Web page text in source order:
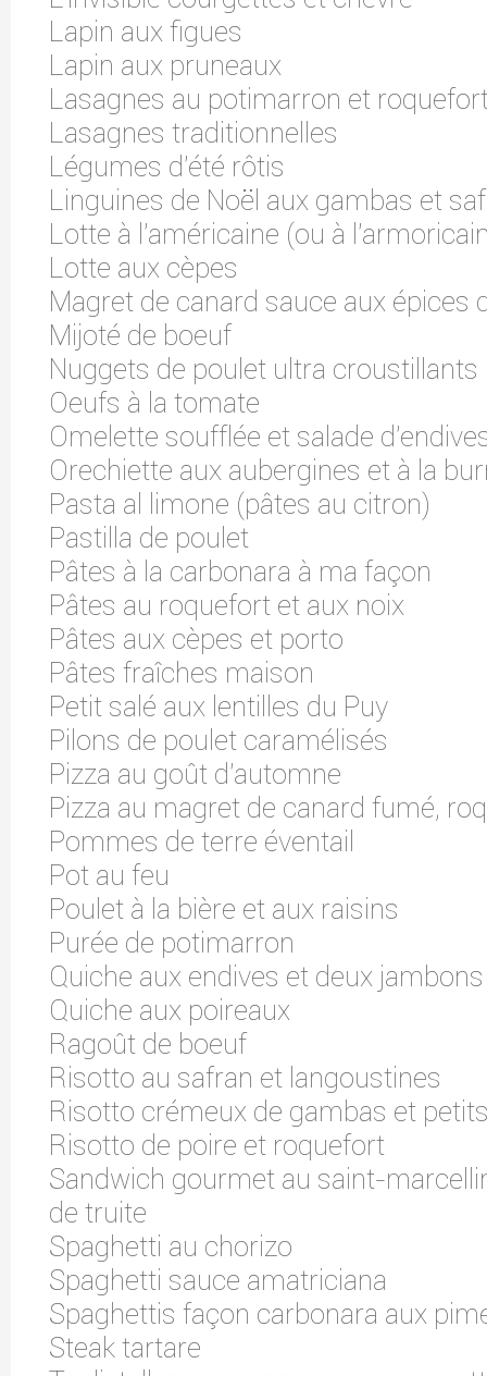
Lapin aux figues
Lapin aux pruneaux
Lasagnes au potimarron et
Lasagnes traditionnelles
Légumes d'été rôtis
Linguines de Noël aux gambas et
Lotte à l'américaine (ou à
Lotte aux cèpes
Magret de canard sauce aux épices
Mijoté de boeuf
Nuggets de poulet ultra croustillants
Oeufs à la tomate
Omelette soufflée et salade
Orechiette aux aubergines et à la
Pasta al limone (pâtes au citron)
Pastilla de poulet
Pâtes à la carbonara à ma façon
Pâtes au roquefort et aux noix
Pâtes aux cèpes et porto
Pâtes fraîches maison
Petit salé aux lentilles du Puy
Pilons de poulet caramélisés
Pizza au goût d'automne
Pizza au magret de canard fumé,
Pommes de terre éventail
Pot au feu
Poulet à la bière et aux raisins
Purée de potimarron
Quiche aux endives et deux jambons
Quiche aux poireaux
Ragoût de boeuf
Risotto au safran et langoustines
Risotto crémeux de gambas et
Risotto de poire et roquefort
Sandwich gourmet au saint-
de truite
Spaghetti au chorizo
Spaghetti sauce amatriciana
Spaghettis façon carbonara aux
Steak tartare